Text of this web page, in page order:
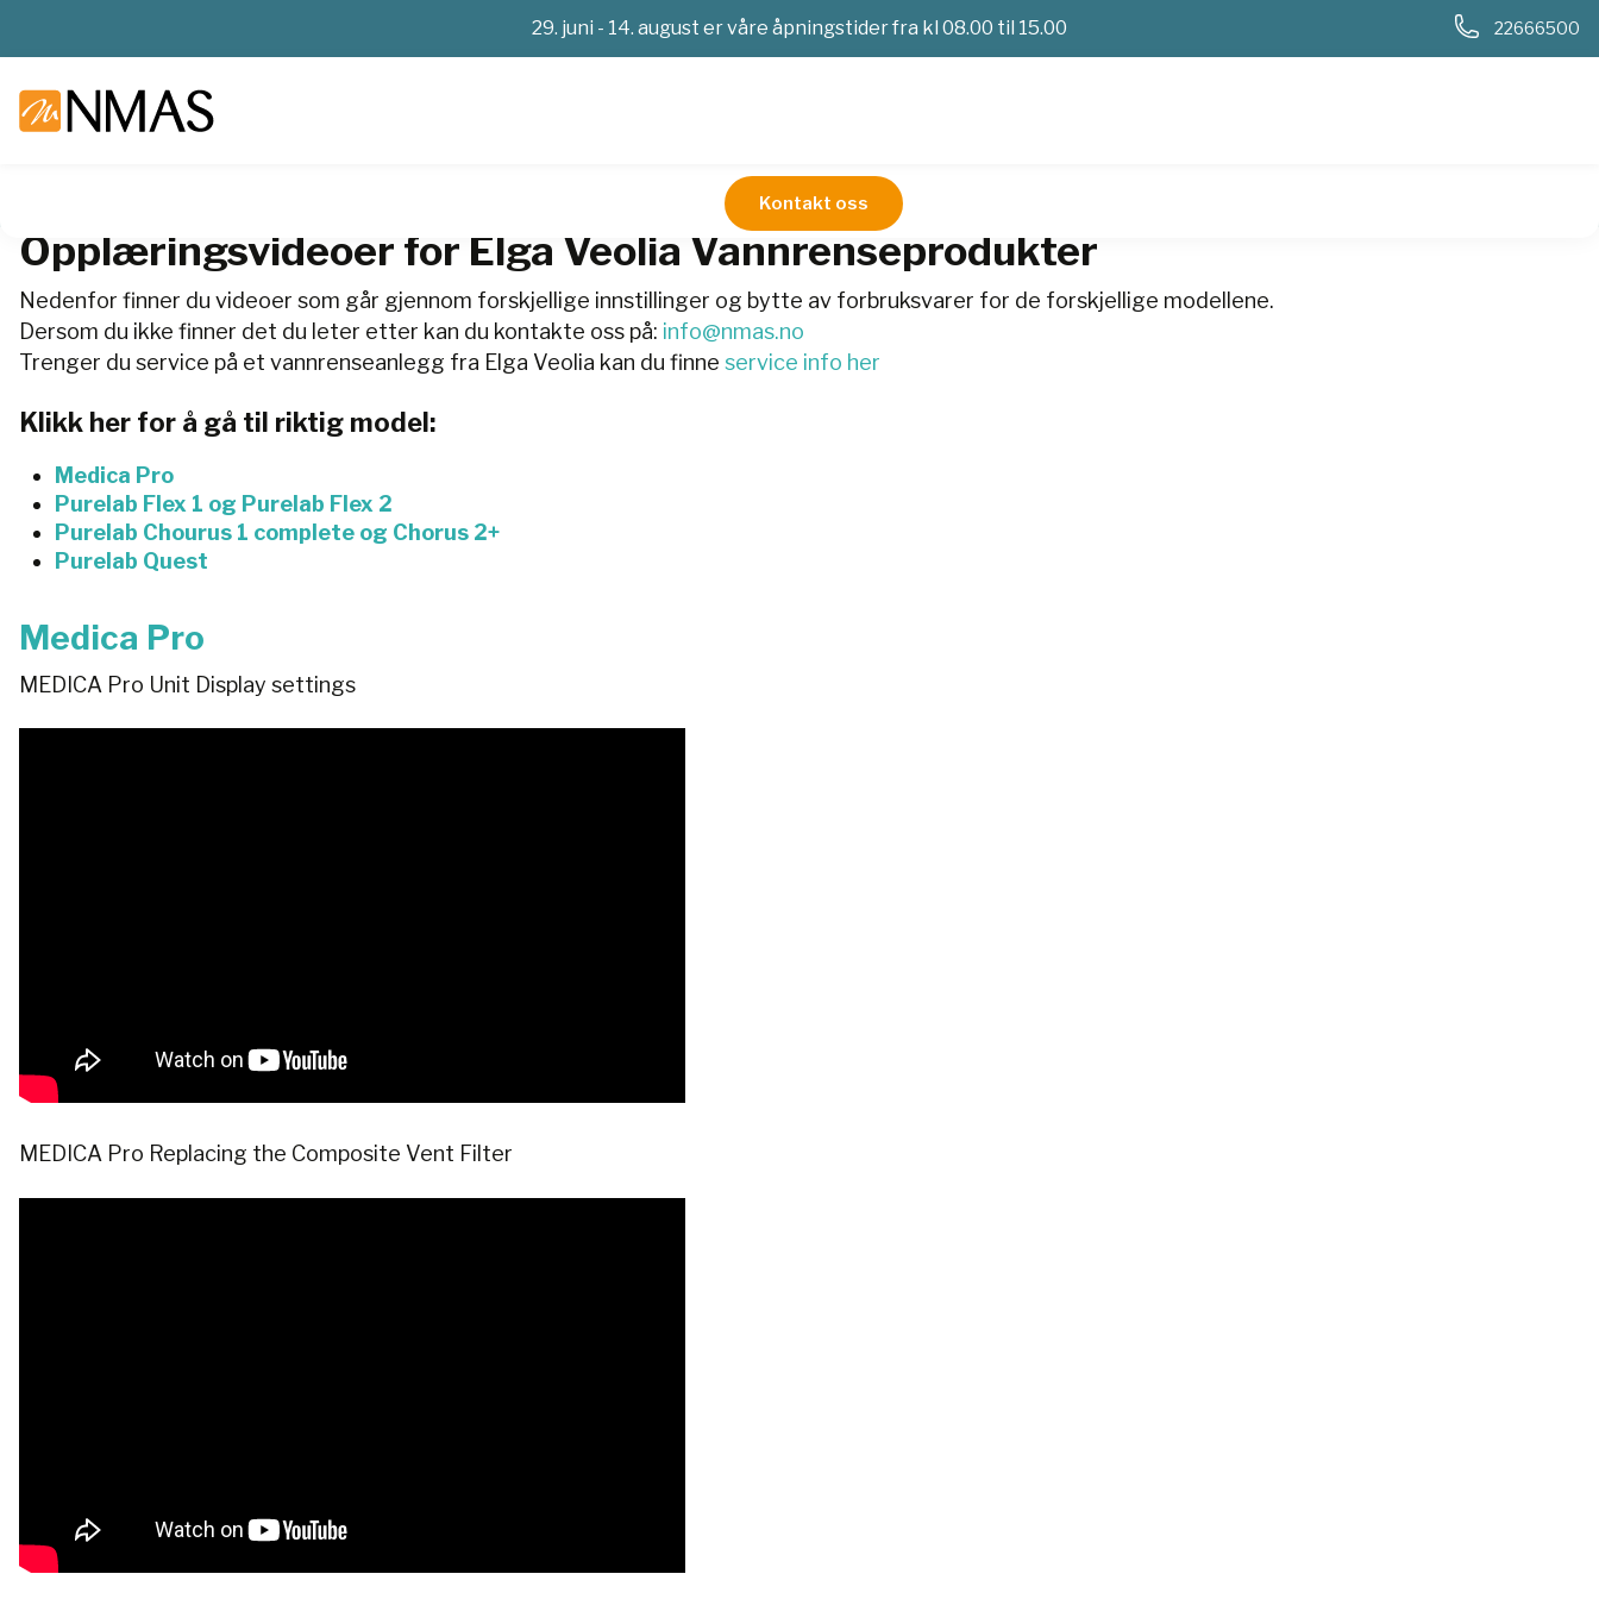
29. juni - 14. august er våre åpningstider fra kl 08.00 til 15.00 22666500
Kontakt oss
Opplæringsvideoer for Elga Veolia Vannrenseprodukter
Nedenfor finner du videoer som går gjennom forskjellige innstillinger og bytte av forbruksvarer for de forskjellige modellene.
Dersom du ikke finner det du leter etter kan du kontakte oss på: info@nmas.no
Trenger du service på et vannrenseanlegg fra Elga Veolia kan du finne service info her
Klikk her for å gå til riktig model:
Medica Pro
Purelab Flex 1 og Purelab Flex 2
Purelab Chourus 1 complete og Chorus 2+
Purelab Quest
Medica Pro
MEDICA Pro Unit Display settings
MEDICA Pro Replacing the Composite Vent Filter